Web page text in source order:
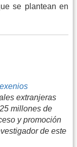
se plantean en
extranjeras
millones de
y promoción
de este